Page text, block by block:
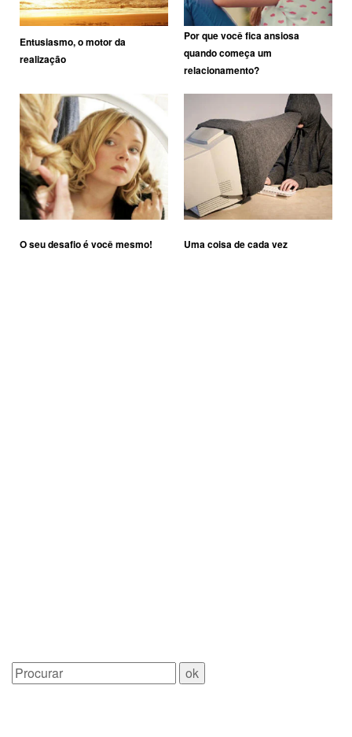
Entusiasmo, o motor da
realização
Por que você fica ansiosa
quando começa um
relacionamento?
O seu desafio é você mesmo! Uma coisa de cada vez